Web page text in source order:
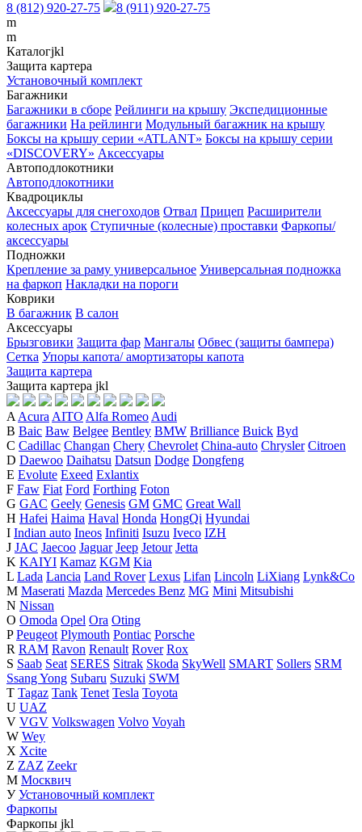
8 (812) 920-27-75
8 (911) 920-27-75
m
m
Каталогjkl
Защита картера
Установочный комплект
Багажники
Багажники в сборе Рейлинги на крышу Экспедиционные
багажники На рейлинги Модульный багажник на крышу
Боксы на крышу серии «ATLANT» Боксы на крышу серии
«DISCOVERY» Аксессуары
Автоподлокотники
Автоподлокотники
Квадроциклы
Аксессуары для снегоходов Отвал Прицеп Расширители
колесных арок Ступичные (колесные) проставки Фаркопы/
аксессуары
Подножки
Крепление за раму универсальное Универсальная подножка
на фаркоп Накладки на пороги
Коврики
В багажник В салон
Аксессуары
Брызговики Защита фар Мангалы Обвес (защиты бампера)
Сетка Упоры капота/ амортизаторы капота
Защита картера
Защита картера jkl
A Acura AITO Alfa Romeo Audi
B Baic Baw Belgee Bentley BMW Brilliance Buick Byd
C Cadillac Changan Chery Chevrolet China-auto Chrysler Citroen
D Daewoo Daihatsu Datsun Dodge Dongfeng
E Evolute Exeed Exlantix
F Faw Fiat Ford Forthing Foton
G GAC Geely Genesis GM GMC Great Wall
H Hafei Haima Haval Honda HongQi Hyundai
I Indian auto Ineos Infiniti Isuzu Iveco IZH
J JAC Jaecoo Jaguar Jeep Jetour Jetta
K KAIYI Kamaz KGM Kia
L Lada Lancia Land Rover Lexus Lifan Lincoln LiXiang Lynk&Co
M Maserati Mazda Mercedes Benz MG Mini Mitsubishi
N Nissan
O Omoda Opel Ora Oting
P Peugeot Plymouth Pontiac Porsche
R RAM Ravon Renault Rover Rox
S Saab Seat SERES Sitrak Skoda SkyWell SMART Sollers SRM
Ssang Yong Subaru Suzuki SWM
T Tagaz Tank Tenet Tesla Toyota
U UAZ
V VGV Volkswagen Volvo Voyah
W Wey
X Xcite
Z ZAZ Zeekr
М Москвич
У Установочный комплект
Фаркопы
Фаркопы jkl